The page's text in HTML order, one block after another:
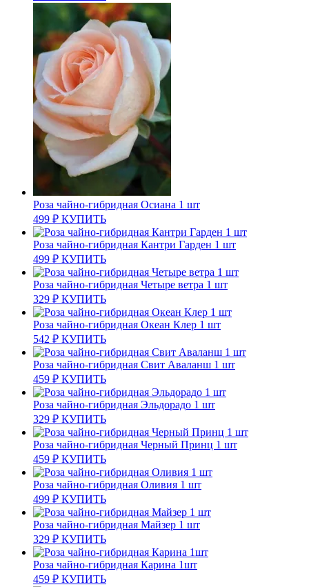
Роза чайно-гибридная Осиана 1 шт
499 ₽ КУПИТЬ
Роза чайно-гибридная Кантри Гарден 1 шт
499 ₽ КУПИТЬ
Роза чайно-гибридная Четыре ветра 1 шт
329 ₽ КУПИТЬ
Роза чайно-гибридная Океан Клер 1 шт
542 ₽ КУПИТЬ
Роза чайно-гибридная Свит Аваланш 1 шт
459 ₽ КУПИТЬ
Роза чайно-гибридная Эльдорадо 1 шт
329 ₽ КУПИТЬ
Роза чайно-гибридная Черный Принц 1 шт
459 ₽ КУПИТЬ
Роза чайно-гибридная Оливия 1 шт
499 ₽ КУПИТЬ
Роза чайно-гибридная Майзер 1 шт
329 ₽ КУПИТЬ
Роза чайно-гибридная Карина 1шт
459 ₽ КУПИТЬ